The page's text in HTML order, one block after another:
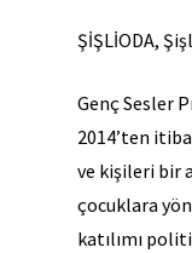
ŞİŞLİODA,
Genç Sesler
2014’ten
ve kişileri bir
çocuklara
katılımı